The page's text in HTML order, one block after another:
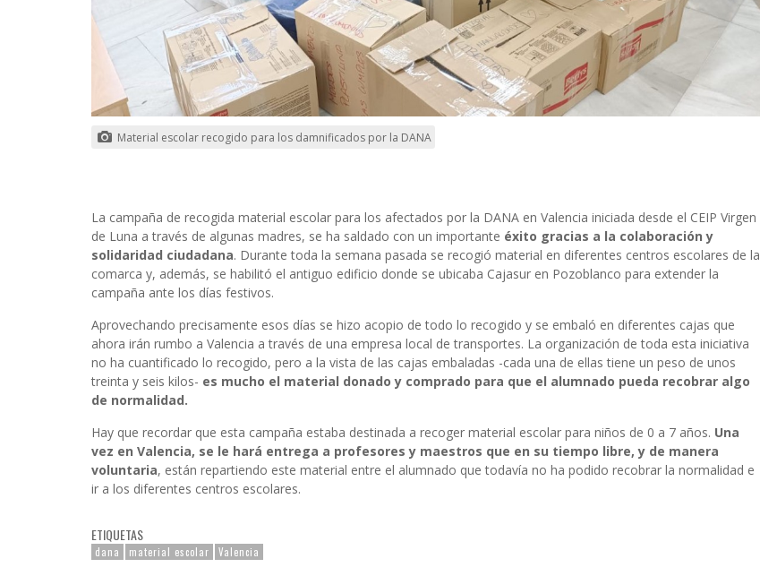
Material escolar recogido para los damnificados por la DANA
La campaña de recogida material escolar para los afectados por la DANA en Valencia iniciada desde el CEIP Virgen
de Luna a través de algunas madres, se ha saldado con un importante éxito gracias a la colaboración y
solidaridad ciudadana. Durante toda la semana pasada se recogió material en diferentes centros escolares de la
comarca y, además, se habilitó el antiguo edificio donde se ubicaba Cajasur en Pozoblanco para extender la
campaña ante los días festivos.
Aprovechando precisamente esos días se hizo acopio de todo lo recogido y se embaló en diferentes cajas que
ahora irán rumbo a Valencia a través de una empresa local de transportes. La organización de toda esta iniciativa
no ha cuantificado lo recogido, pero a la vista de las cajas embaladas -cada una de ellas tiene un peso de unos
treinta y seis kilos- es mucho el material donado y comprado para que el alumnado pueda recobrar algo
de normalidad.
Hay que recordar que esta campaña estaba destinada a recoger material escolar para niños de 0 a 7 años. Una
vez en Valencia, se le hará entrega a profesores y maestros que en su tiempo libre, y de manera
voluntaria, están repartiendo este material entre el alumnado que todavía no ha podido recobrar la normalidad e
ir a los diferentes centros escolares.
ETIQUETAS
dana material escolar Valencia